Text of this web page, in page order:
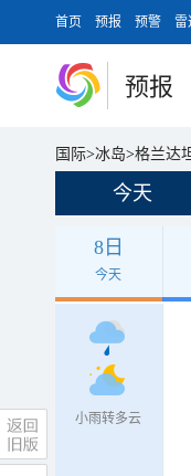
首页 预报 预警 雷
预报
国际>冰岛>格兰达
今天
8日
今天
小雨转多云